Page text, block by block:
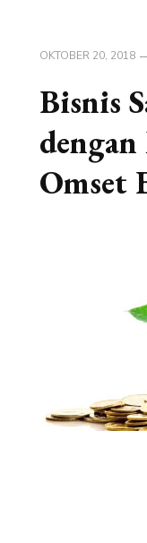
OKTOBER 20, 2018
Bisnis
Omset